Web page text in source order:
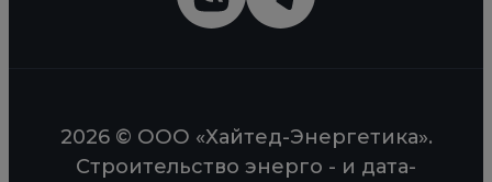
2026 © ООО «Хайтед-Энергетика».
Строительство энерго - и дата-